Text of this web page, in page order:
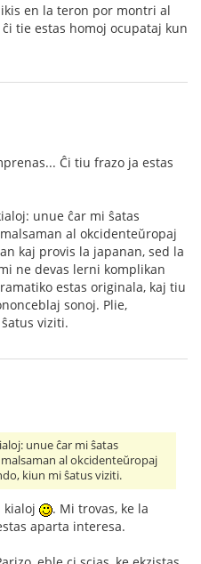
en la teron por montri al
tie estas homoj ocupataj kun
Ĉi tiu frazo ja estas
unue ĉar mi ŝatas
al okcidenteŭropaj
kaj provis la japanan, sed la
ne devas lerni komplikan
estas originala, kaj tiu
sonoj. Plie,
viziti.
unue ĉar mi ŝatas
al okcidenteŭropaj
kiun mi ŝatus viziti.
kialoj
. Mi trovas, ke la
aparta interesa.